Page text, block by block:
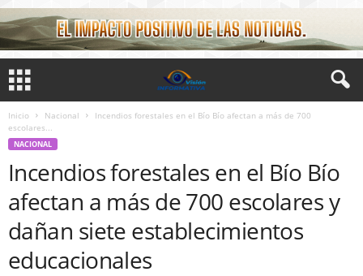
Inicio Nacional
Incendios forestales en el Bío Bío afectan a más de 700
escolares...
NACIONAL
Incendios forestales en el Bío Bío
afectan a más de 700 escolares y
dañan siete establecimientos
educacionales